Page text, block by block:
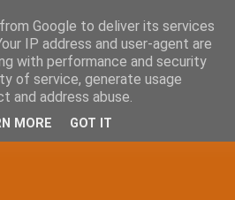
Google to deliver its services
IP address and user-agent are
with performance and security
of service, generate usage
and address abuse.
MORE GOT IT